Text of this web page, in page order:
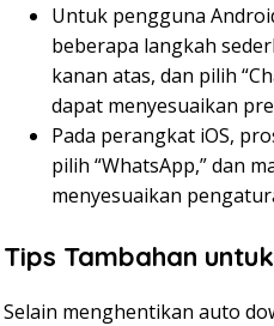
Untuk pengguna
beberapa langkah
kanan atas, dan pilih
dapat menyesuaikan
Pada perangkat iOS,
pilih “WhatsApp,” dan
menyesuaikan
Tips Tambahan
Selain menghentikan auto